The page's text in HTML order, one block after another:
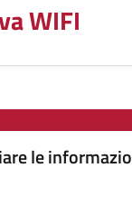
WIFI
le